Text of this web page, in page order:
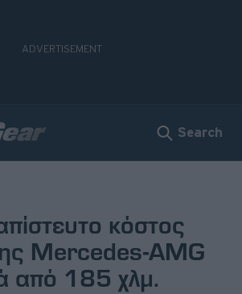
Search
κόστος
Mercedes-AMG
από 185 χλμ.